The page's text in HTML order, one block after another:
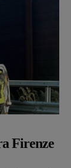
Firenze